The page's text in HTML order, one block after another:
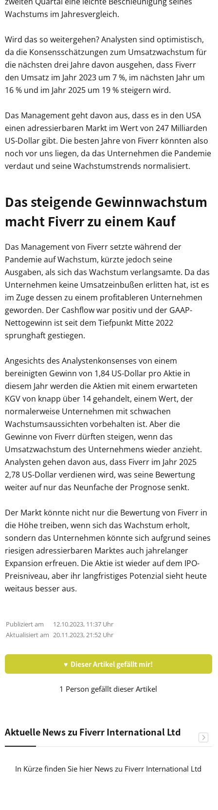
Wachstums im Jahresvergleich.
Wird das so weitergehen? Analysten sind optimistisch,
da die Konsensschätzungen zum Umsatzwachstum für
die nächsten drei Jahre davon ausgehen, dass Fiverr
den Umsatz im Jahr 2023 um 7 %, im nächsten Jahr um
16 % und im Jahr 2025 um 19 % steigern wird.
Das Management geht davon aus, dass es in den USA
einen adressierbaren Markt im Wert von 247 Milliarden
US-Dollar gibt. Die besten Jahre von Fiverr könnten also
noch vor uns liegen, da das Unternehmen die Pandemie
verdaut und seine Wachstumstrends normalisiert.
Das steigende Gewinnwachstum
macht Fiverr zu einem Kauf
Das Management von Fiverr setzte während der
Pandemie auf Wachstum, kürzte jedoch seine
Ausgaben, als sich das Wachstum verlangsamte. Da das
Unternehmen keine Umsatzeinbußen erlitten hat, ist es
im Zuge dessen zu einem profitableren Unternehmen
geworden. Der Cashflow war positiv und der GAAP-
Nettogewinn ist seit dem Tiefpunkt Mitte 2022
sprunghaft gestiegen.
Angesichts des Analystenkonsenses von einem
bereinigten Gewinn von 1,84 US-Dollar pro Aktie in
diesem Jahr werden die Aktien mit einem erwarteten
KGV von knapp über 14 gehandelt, einem Wert, der
normalerweise Unternehmen mit schwachen
Wachstumsaussichten vorbehalten ist. Aber die
Gewinne von Fiverr dürften steigen, wenn das
Umsatzwachstum des Unternehmens wieder anzieht.
Analysten gehen davon aus, dass Fiverr im Jahr 2025
2,78 US-Dollar verdienen wird, was seine Bewertung
weiter auf nur das Neunfache der Prognose senkt.
Der Markt könnte nicht nur die Bewertung von Fiverr in
die Höhe treiben, wenn sich das Wachstum erholt,
sondern das Unternehmen könnte sich aufgrund seines
riesigen adressierbaren Marktes auch jahrelanger
Expansion erfreuen. Die Aktie ist wieder auf dem IPO-
Preisniveau, aber ihr langfristiges Potenzial sieht heute
weitaus besser aus.
Publiziert am
12.10.2023, 11:37 Uhr
Aktualisiert am 20.11.2023, 21:52 Uhr
♥ Dieser Artikel gefällt mir!
1 Person gefällt dieser Artikel
Aktuelle News zu Fiverr International Ltd
In Kürze finden Sie hier News zu Fiverr International Ltd